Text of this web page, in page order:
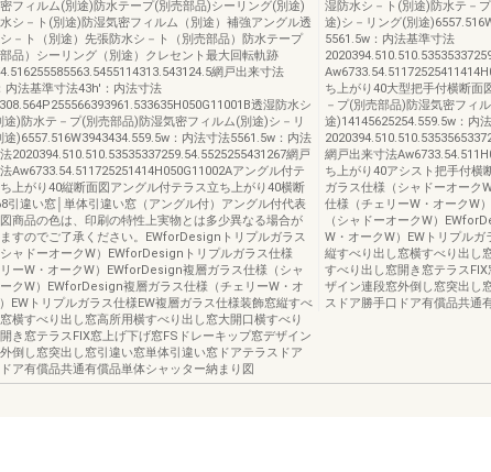
フィルム(別途)防水テープ(別売部品)シーリング(別途)
シ－ト(別途)防湿気密フィルム（別途）補強アングル透
－ト（別途）先張防水シ－ト（別売部品）防水テープ
部品）シーリング（別途）クレセント最大回転軌跡
網戸出来寸法
内法基準寸法43h'：内法寸法
透湿防水シ
途)防水テ－プ(別売部品)防湿気密フィルム(別途)シ－リ
途)6557.516W3943434.559.5w：内法寸法5561.5w：内法
2020394.510.510.53535337259.54.5525255431267網戸
Aw6733.54.511725251414H050G11002Aアングル付テ
上がり40縦断面図アングル付テラス立ち上がり40横断
引違い窓│単体引違い窓（アングル付）アングル付代表
商品の色は、印刷の特性上実物とは多少異なる場合が
すのでご了承ください。EWforDesignトリプルガラス
ャドーオークW）EWforDesignトリプルガラス仕様
リーW・オークW）EWforDesign複層ガラス仕様（シャ
ークW）EWforDesign複層ガラス仕様（チェリーW・オ
EWトリプルガラス仕様EW複層ガラス仕様装飾窓縦すべ
横すべり出し窓高所用横すべり出し窓大開口横すべり
き窓テラスFIX窓上げ下げ窓FSドレーキップ窓デザイン
倒し窓突出し窓引違い窓単体引違い窓ドアテラスドア
ア有償品共通有償品単体シャッター納まり図
湿防水シ－ト(別途)防水テ－
途)シ－リング(別途
5561.5w：内法基準寸法
ち上がり40大型把手付横断面
－プ(別売部品)防湿気密フィ
途)14145625254.559.5w：内
網戸出来寸法
ち上がり40アシスト把手付
ガラス仕様（シャドーオーク
仕様（チェリーW・オークW
（シャドーオークW）
W・オークW）EWトリプル
縦すべり出し窓横すべり出し
すべり出し窓開き窓テラス
ザイン連段窓外倒し窓突出し
スドア勝手口ドア有償品共通